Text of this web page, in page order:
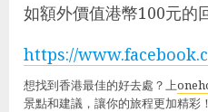
如額外價值港幣100元的
https://
想找到香港最佳的好去處？上
景點和建議，讓你的旅程更加精彩！